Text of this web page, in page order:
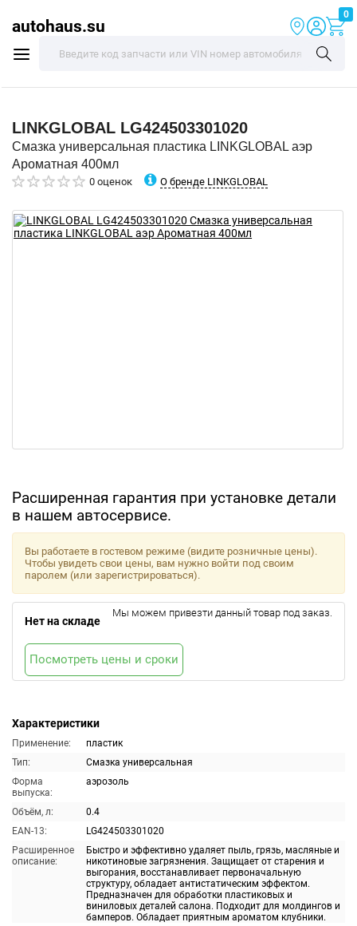
autohaus.su
0
LINKGLOBAL LG424503301020
Смазка универсальная пластика LINKGLOBAL аэр
Ароматная 400мл
0 оценок О бренде LINKGLOBAL
Расширенная гарантия при установке детали
в нашем автосервисе.
Характеристики
Применение:
пластик
Тип:
Смазка универсальная
Форма
выпуска:
аэрозоль
Объём, л:
0.4
EAN-13:
LG424503301020
Расширенное
описание:
Быстро и эффективно удаляет пыль, грязь, масляные и
никотиновые загрязнения. Защищает от старения и
выгорания, восстанавливает первоначальную
структуру, обладает антистатическим эффектом.
Предназначен для обработки пластиковых и
виниловых деталей салона. Подходит для молдингов и
бамперов. Обладает приятным ароматом клубники.
Вы работаете в гостевом режиме (видите розничные цены).
Чтобы увидеть свои цены, вам нужно войти под своим
паролем (или зарегистрироваться).
Нет на складе
Мы можем привезти данный товар под заказ.
Посмотреть цены и сроки